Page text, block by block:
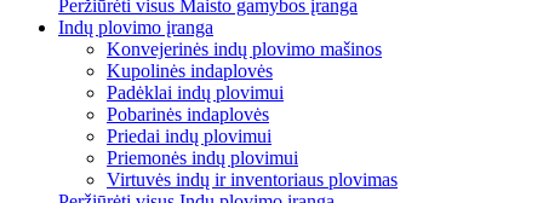
Peržiūrėti visus Maisto gamybos įranga
Indų plovimo įranga
Konvejerinės indų plovimo mašinos
Kupolinės indaplovės
Padėklai indų plovimui
Pobarinės indaplovės
Priedai indų plovimui
Priemonės indų plovimui
Virtuvės indų ir inventoriaus plovimas